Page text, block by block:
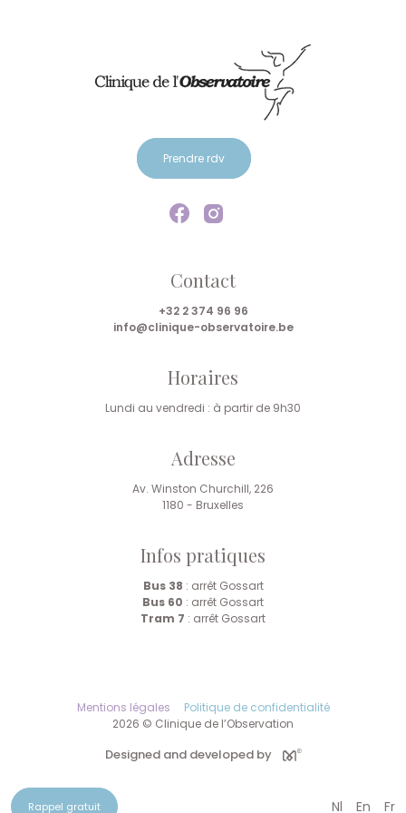
Rappel gratuit Nl En Fr
Prendre rdv
Contact
+32 2 374 96 96
info@clinique-observatoire.be
Horaires
Lundi au vendredi : à partir de 9h30
Adresse
Av. Winston Churchill, 226
1180 - Bruxelles
Infos pratiques
Bus 38 : arrêt Gossart
Bus 60 : arrêt Gossart
Tram 7 : arrêt Gossart
2026 © Clinique de l’Observation
Mentions légales Politique de confidentialité
Designed and developed by